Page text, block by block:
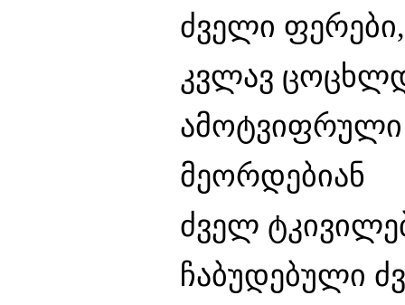
ძველი
კვლავ
ამოტვიფრული
მეორდებიან
ძველ
ჩაბუდებული